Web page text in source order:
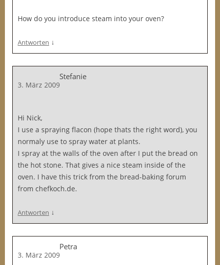
How do you introduce steam into your oven?
Antworten ↓
Stefanie
3. März 2009
Hi Nick,
I use a spraying flacon (hope thats the right word), you
normaly use to spray water at plants.
I spray at the walls of the oven after I put the bread on
the hot stone. That gives a nice steam inside of the
oven. I have this trick from the bread-baking forum
from chefkoch.de.
Antworten ↓
Petra
3. März 2009